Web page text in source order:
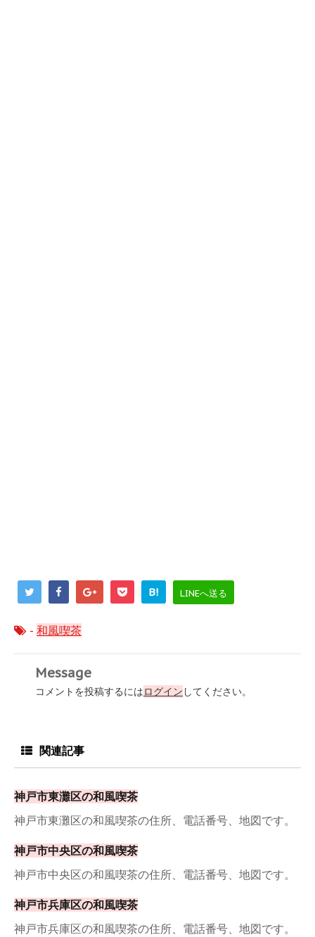
B! LINEへ送る
- 和風喫茶
Message
コメントを投稿するにはログイン してください。
関連記事
神戸市東灘区の和風喫茶
神戸市東灘区の和風喫茶の住所、電話番号、地図です。
神戸市中央区の和風喫茶
神戸市中央区の和風喫茶の住所、電話番号、地図です。
神戸市兵庫区の和風喫茶
神戸市兵庫区の和風喫茶の住所、電話番号、地図です。